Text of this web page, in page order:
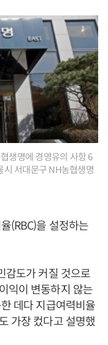
생명에 경영유의 사항 6
시 서대문구 NH농협생명
(RBC)을 설정하는
감도가 커질 것으로
익이 변동하지 않는
데다 지급여력비율
가장 컸다고 설명했